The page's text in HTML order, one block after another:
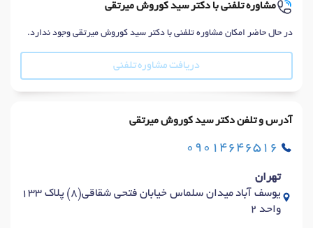
مشاوره تلفنی با دکتر سید کوروش میرتقی
در حال حاضر امکان مشاوره تلفنی با دکتر سید کوروش میرتقی وجود ندارد.
دریافت مشاوره تلفنی
آدرس و تلفن دکتر سید کوروش میرتقی
09014646516
تهران
یوسف آباد میدان سلماس خیابان فتحی شقاقی(8) پلاک 133
واحد 2